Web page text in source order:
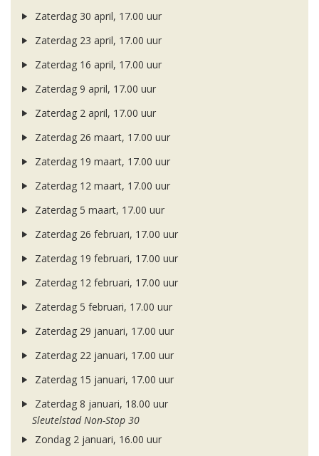
Zaterdag 30 april, 17.00 uur
Zaterdag 23 april, 17.00 uur
Zaterdag 16 april, 17.00 uur
Zaterdag 9 april, 17.00 uur
Zaterdag 2 april, 17.00 uur
Zaterdag 26 maart, 17.00 uur
Zaterdag 19 maart, 17.00 uur
Zaterdag 12 maart, 17.00 uur
Zaterdag 5 maart, 17.00 uur
Zaterdag 26 februari, 17.00 uur
Zaterdag 19 februari, 17.00 uur
Zaterdag 12 februari, 17.00 uur
Zaterdag 5 februari, 17.00 uur
Zaterdag 29 januari, 17.00 uur
Zaterdag 22 januari, 17.00 uur
Zaterdag 15 januari, 17.00 uur
Zaterdag 8 januari, 18.00 uur
Sleutelstad Non-Stop 30
Zondag 2 januari, 16.00 uur